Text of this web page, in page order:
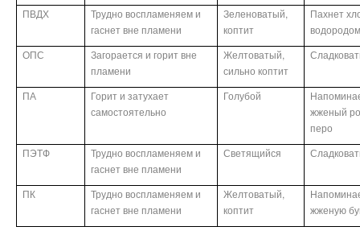
ПВДХ
Трудно воспламеняем и
гаснет вне пламени
Зеленоватый,
коптит
Пахнет
ОПС
Загорается и горит вне
пламени
Желтоватый,
сильно коптит
ПА
Горит и затухает
самостоятельно
Голубой
жженый
перо
ПЭТФ
Трудно воспламеняем и
гаснет вне пламени
Светящийся
ПК
Трудно воспламеняем и
гаснет вне пламени
Желтоватый,
коптит
жженую